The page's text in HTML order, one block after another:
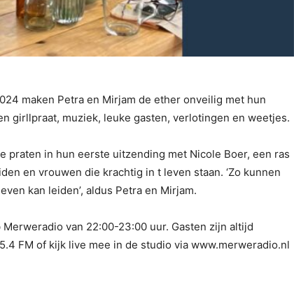
maken Petra en Mirjam de ether onveilig met hun
girllpraat, muziek, leuke gasten, verlotingen en weetjes.
praten in hun eerste uitzending met Nicole Boer, een ras
en vrouwen die krachtig in t leven staan. ‘Zo kunnen
kan leiden’, aldus Petra en Mirjam.
van 22:00-23:00 uur. Gasten zijn altijd
FM of kijk live mee in de studio via www.merweradio.nl